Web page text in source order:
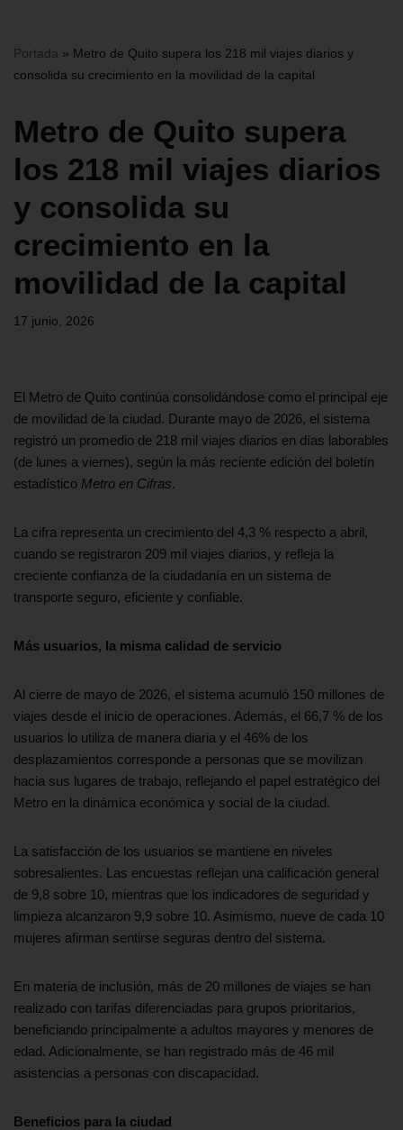
Portada » Metro de Quito supera los 218 mil viajes diarios y
consolida su crecimiento en la movilidad de la capital
Metro de Quito supera
los 218 mil viajes diarios
y consolida su
crecimiento en la
movilidad de la capital
17 junio, 2026
El Metro de Quito continúa consolidándose como el principal eje
de movilidad de la ciudad. Durante mayo de 2026, el sistema
registró un promedio de 218 mil viajes diarios en días laborables
(de lunes a viernes), según la más reciente edición del boletín
estadístico Metro en Cifras.
La cifra representa un crecimiento del 4,3 % respecto a abril,
cuando se registraron 209 mil viajes diarios, y refleja la
creciente confianza de la ciudadanía en un sistema de
transporte seguro, eficiente y confiable.
Más usuarios, la misma calidad de servicio
Al cierre de mayo de 2026, el sistema acumuló 150 millones de
viajes desde el inicio de operaciones. Además, el 66,7 % de los
usuarios lo utiliza de manera diaria y el 46% de los
desplazamientos corresponde a personas que se movilizan
hacia sus lugares de trabajo, reflejando el papel estratégico del
Metro en la dinámica económica y social de la ciudad.
La satisfacción de los usuarios se mantiene en niveles
sobresalientes. Las encuestas reflejan una calificación general
de 9,8 sobre 10, mientras que los indicadores de seguridad y
limpieza alcanzaron 9,9 sobre 10. Asimismo, nueve de cada 10
mujeres afirman sentirse seguras dentro del sistema.
En materia de inclusión, más de 20 millones de viajes se han
realizado con tarifas diferenciadas para grupos prioritarios,
beneficiando principalmente a adultos mayores y menores de
edad. Adicionalmente, se han registrado más de 46 mil
asistencias a personas con discapacidad.
Beneficios para la ciudad